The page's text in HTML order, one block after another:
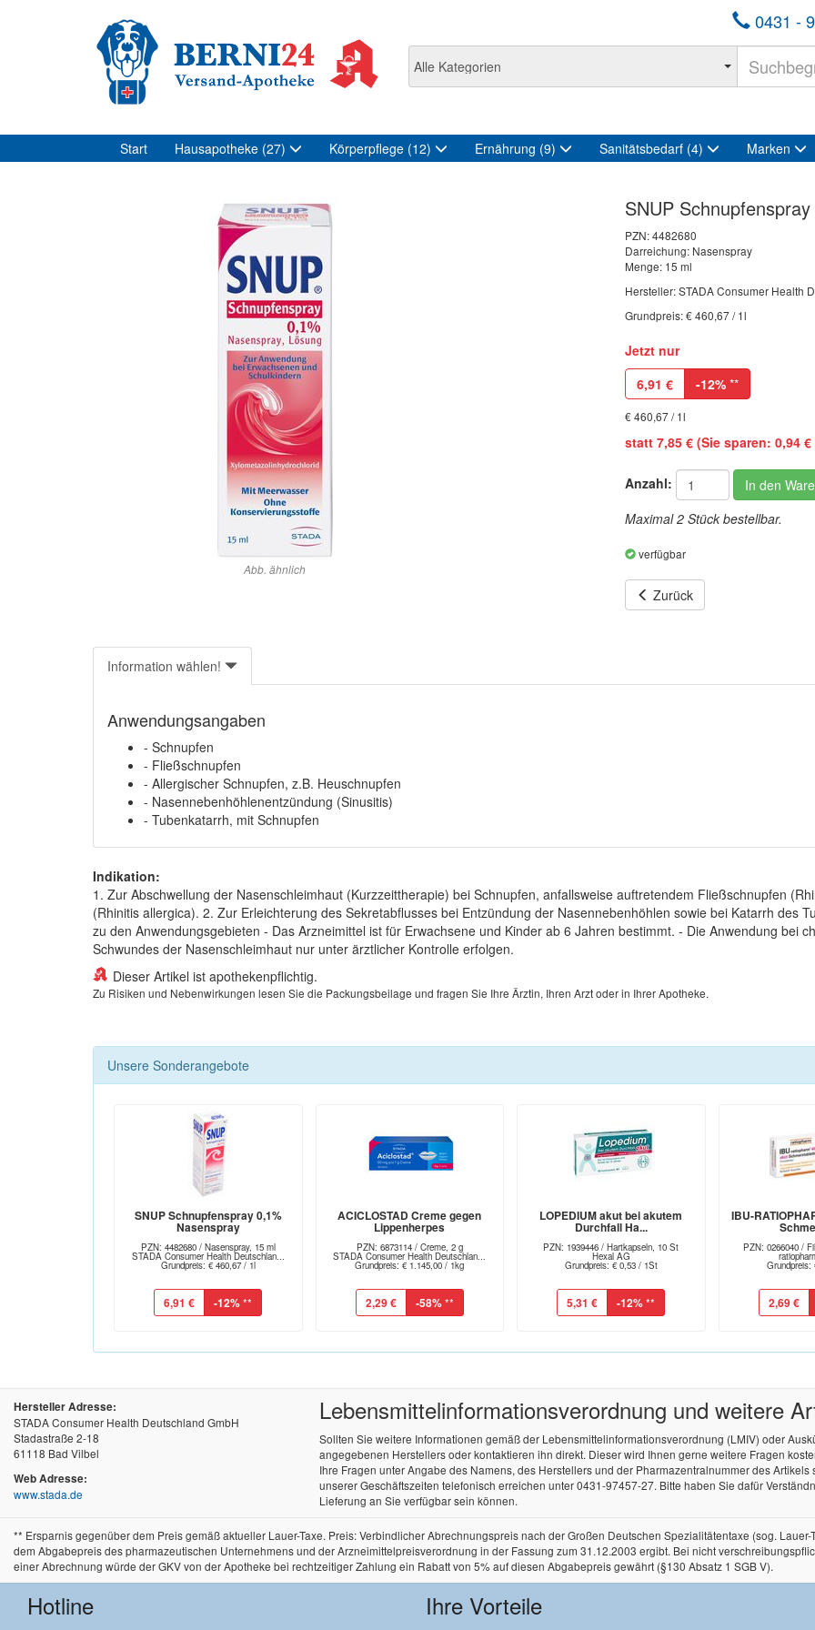
0431 -
Start Hausapotheke (27) Körperpflege (12) Ernährung (9) Sanitätsbedarf (4) Marken
Abb. ähnlich
SNUP
PZN:4482680
Darreichung: Nasenspray
Menge: 15 ml
Hersteller: STADA Consumer Health
Grundpreis: € 460,67 / 1l
Jetzt nur
6,91 € -12% **
€ 460,67 / 1l
statt 7,85 € (Sie sparen: 0,94 €
Anzahl:
In den
Maximal 2 Stück bestellbar.
verfügbar
Zurück
Information wählen!
Anwendungsangaben
- Schnupfen
- Fließschnupfen
- Allergischer Schnupfen, z.B. Heuschnupfen
- Nasennebenhöhlenentzündung (Sinusitis)
- Tubenkatarrh, mit Schnupfen
Indikation:
1. Zur Abschwellung der Nasenschleimhaut (Kurzzeittherapie) bei Schnupfen, anfallsweise auftretendem Fließschnupfen
(Rhinitis allergica). 2. Zur Erleichterung des Sekretabflusses bei Entzündung der Nasennebenhöhlen sowie bei Katarrh des
zu den Anwendungsgebieten - Das Arzneimittel ist für Erwachsene und Kinder ab 6 Jahren bestimmt. - Die Anwendung bei
Schwundes der Nasenschleimhaut nur unter ärztlicher Kontrolle erfolgen.
Dieser Artikel ist apothekenpflichtig.
Zu Risiken und Nebenwirkungen lesen Sie die Packungsbeilage und fragen Sie Ihre Ärztin, Ihren Arzt oder in Ihrer Apotheke.
Unsere Sonderangebote
SNUP Schnupfenspray 0,1%
Nasenspray
PZN: 4482680 / Nasenspray, 15 ml
STADA Consumer Health Deutschlan...
Grundpreis: € 460,67 / 1l
6,91 € -12%**
ACICLOSTAD Creme gegen
Lippenherpes
PZN: 6873114 / Creme, 2 g
STADA Consumer Health Deutschlan...
Grundpreis: € 1.145,00 / 1kg
2,29 € -58%**
LOPEDIUM akut bei akutem
Durchfall Ha...
PZN: 1939446 / Hartkapseln, 10 St
Hexal AG
Grundpreis: € 0,53 / 1St
5,31 € -12%**
IBU-
PZN: 0266040 /
2,69 €
Hersteller Adresse:
STADA Consumer Health Deutschland GmbH
Stadastraße 2-18
61118 Bad Vilbel
Web Adresse:
www.stada.de
Lebensmittel­informations­verordnung und weitere
Sollten Sie weitere Informationen gemäß der Lebensmittel­informations­verordnung (LMIV) oder
angegebenen Herstellers oder kontaktieren ihn direkt. Dieser wird Ihnen gerne weitere Fragen
Ihre Fragen unter Angabe des Namens, des Herstellers und der Pharmazentralnummer des
unserer Geschäftszeiten telefonisch erreichen unter 0431-97457-27. Bitte haben Sie dafür
Lieferung an Sie verfügbar sein können.
** Ersparnis gegenüber dem Preis gemäß aktueller Lauer-Taxe. Preis: Verbindlicher Abrechnungspreis nach der Großen Deutschen Spezialitätentaxe (sog.
dem Abgabepreis des pharmazeutischen Unternehmens und der Arzneimittelpreisverordnung in der Fassung zum 31.12.2003 ergibt. Bei nicht
einer Abrechnung würde der GKV von der Apotheke bei rechtzeitiger Zahlung ein Rabatt von 5% auf diesen Abgabepreis gewährt (§130 Absatz 1 SGB V).
Hotline Ihre Vorteile